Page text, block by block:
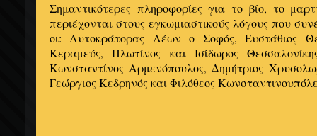
Σημαντικότερες πληροφορίες για το βίο, το
περιέχονται στους εγκωμιαστικούς λόγους που
οι: Αυτοκράτορας Λέων ο Σοφός, Ευστάθιος
Κεραμεύς, Πλωτίνος και Ισίδωρος
Κωνσταντίνος Αρμενόπουλος, Δημήτριος
Γεώργιος Κεδρηνός και Φιλόθεος